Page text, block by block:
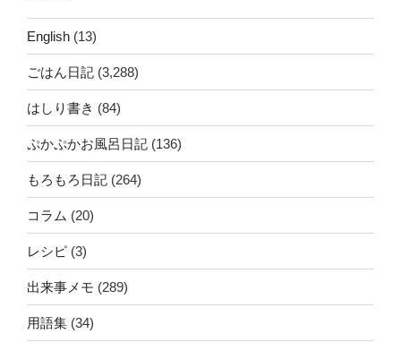
English (13)
ごはん日記 (3,288)
はしり書き (84)
ぷかぷかお風呂日記 (136)
もろもろ日記 (264)
コラム (20)
レシピ (3)
出来事メモ (289)
用語集 (34)